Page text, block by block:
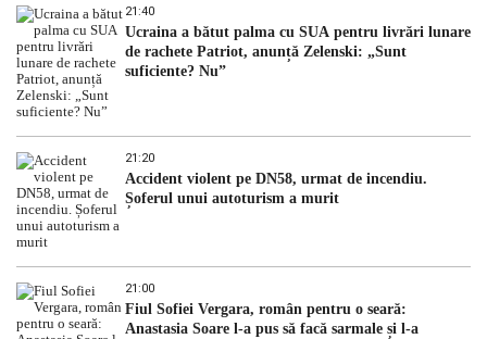
21:40
Ucraina a bătut palma cu SUA pentru livrări lunare
de rachete Patriot, anunță Zelenski: „Sunt
suficiente? Nu”
21:20
Accident violent pe DN58, urmat de incendiu.
Șoferul unui autoturism a murit
21:00
Fiul Sofiei Vergara, român pentru o seară:
Anastasia Soare l-a pus să facă sarmale și l-a